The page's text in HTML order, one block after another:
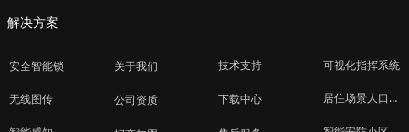
安全智能锁
无线图传
关于我们
公司资质
技术支持
下载中心
可视化指挥系统
居住场景人口管理
解决方案